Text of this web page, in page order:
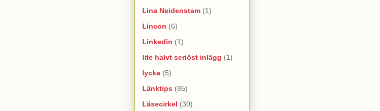
Lina Neidenstam (1)
Lincon (6)
Linkedin (1)
lite halvt seriöst inlägg (1)
lycka (5)
Länktips (85)
Läsecirkel (30)